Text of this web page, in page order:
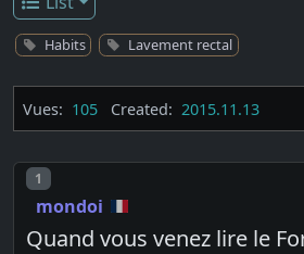
Habits Lavement rectal
Vues: 105 Created: 2015.11.13
Post number
1
mondoi
Quand vous venez lire le